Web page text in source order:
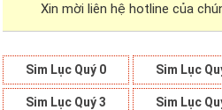
Xin mời liên hệ hotline của
Sim Lục Quý 0 Sim Lục
Sim Lục Quý 3 Sim Lục